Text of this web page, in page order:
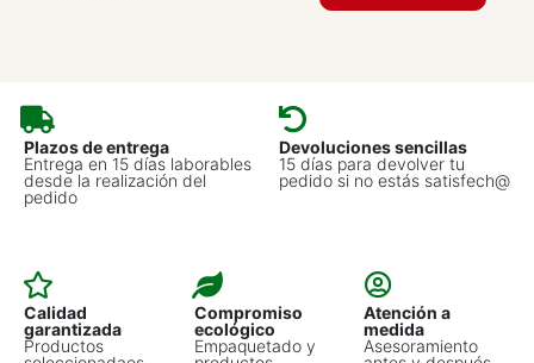
Plazos de entrega
Entrega en 15 días laborables
desde la realización del
pedido
Devoluciones sencillas
15 días para devolver tu
pedido si no estás satisfech@
Calidad
garantizada
Productos
Compromiso
ecológico
Empaquetado y
Atención a
medida
Asesoramiento